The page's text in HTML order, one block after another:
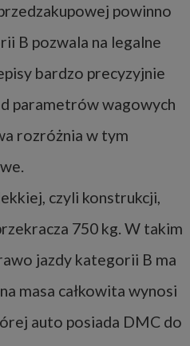
powinno
B pozwala na legalne
bardzo precyzyjnie
parametrów wagowych
rozróżnia w tym
czyli konstrukcji,
750 kg. W takim
jazdy kategorii B ma
masa całkowita wynosi
auto posiada DMC do